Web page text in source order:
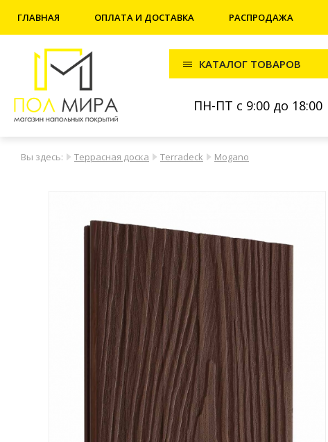
ГЛАВНАЯ ОПЛАТА И ДОСТАВКА РАСПРОДАЖА
КАТАЛОГ ТОВАРОВ
ПН-ПТ с 9:00 до 18:00
Вы здесь: Террасная доска Terradeck Mogano